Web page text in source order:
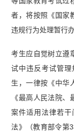
者，将按照《国家
违规行为处理暂行
考生应自觉树立遵
试中违反考试管
生，一律按《中华
《最高人民法院
案件适用法律若
法》（教育部令第